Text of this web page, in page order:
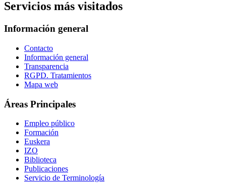
Servicios más visitados
Información general
Contacto
Información general
Transparencia
RGPD. Tratamientos
Mapa web
Áreas Principales
Empleo público
Formación
Euskera
IZO
Biblioteca
Publicaciones
Servicio de Terminología